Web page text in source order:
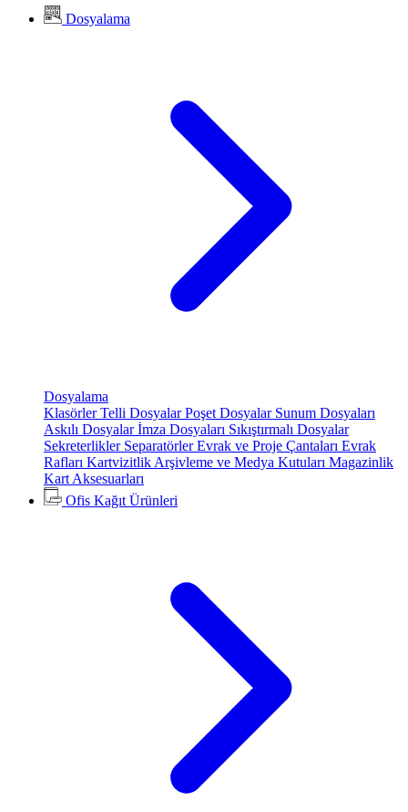
Dosyalama
Dosyalama
KlasörlerTelli DosyalarPoşet Dosyalar Sunum Dosyaları
Askılı Dosyalarİmza Dosyaları Sıkıştırmalı Dosyalar
Sekreterlikler SeparatörlerEvrak ve Proje Çantaları Evrak
Rafları Kartvizitlik Arşivleme ve Medya Kutuları Magazinlik
Kart Aksesuarları
Ofis Kağıt Ürünleri